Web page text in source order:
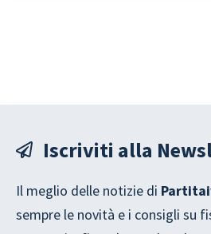
Iscriviti alla
Il meglio delle notizie di
sempre le novità e i consigli su